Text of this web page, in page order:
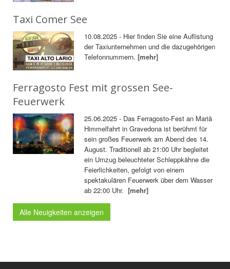
Taxi Comer See
10.08.2025 - Hier finden Sie eine Auflistung
der Taxiunternehmen und die dazugehörigen
Telefonnummern.[mehr]
Ferragosto Fest mit grossen See-
Feuerwerk
25.06.2025 - Das Ferragosto-Fest an Mariä
Himmelfahrt in Gravedona ist berühmt für
sein großes Feuerwerk am Abend des 14.
August. Traditionell ab 21:00 Uhr begleitet
ein Umzug beleuchteter Schleppkähne die
Feierlichkeiten, gefolgt von einem
spektakulären Feuerwerk über dem Wasser
ab 22:00 Uhr.[mehr]
Alle Neuigkeiten anzeigen